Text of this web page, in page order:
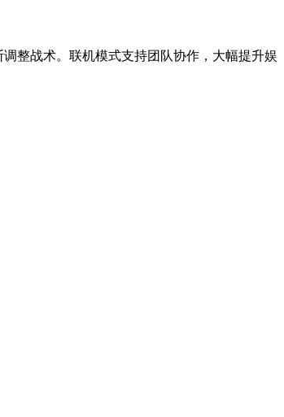
整战术。联机模式支持团队协作，大幅提升娱